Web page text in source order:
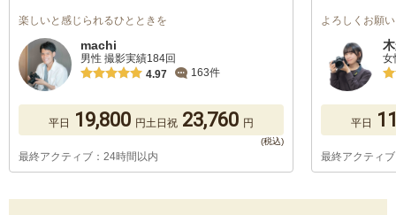
楽しいと感じられるひとときを
machi
男性 撮影実績184回
4.97
163件
平日 19,800 円土日祝 23,760 円
最終アクティブ：24時間以内
よろしくお願
女
平日
最終アクティ